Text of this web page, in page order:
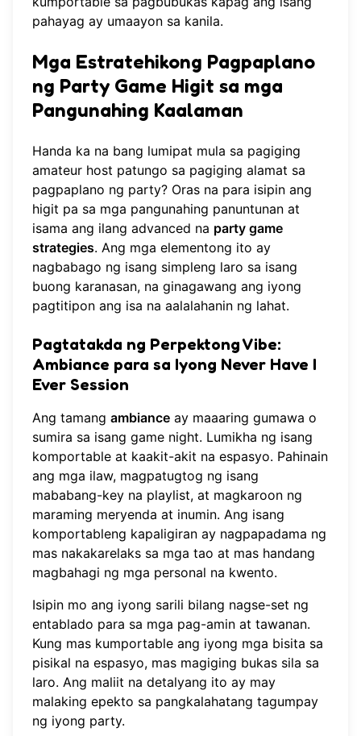
pahayag ay umaayon sa kanila.
Mga Estratehikong Pagpaplano
ng Party Game Higit sa mga
Pangunahing Kaalaman
Handa ka na bang lumipat mula sa pagiging
amateur host patungo sa pagiging alamat sa
pagpaplano ng party? Oras na para isipin ang
higit pa sa mga pangunahing panuntunan at
isama ang ilang advanced na party game
strategies. Ang mga elementong ito ay
nagbabago ng isang simpleng laro sa isang
buong karanasan, na ginagawang ang iyong
pagtitipon ang isa na aalalahanin ng lahat.
Pagtatakda ng Perpektong Vibe:
Ambiance para sa Iyong Never Have I
Ever Session
Ang tamang ambiance ay maaaring gumawa o
sumira sa isang game night. Lumikha ng isang
komportable at kaakit-akit na espasyo. Pahinain
ang mga ilaw, magpatugtog ng isang
mababang-key na playlist, at magkaroon ng
maraming meryenda at inumin. Ang isang
komportableng kapaligiran ay nagpapadama ng
mas nakakarelaks sa mga tao at mas handang
magbahagi ng mga personal na kwento.
Isipin mo ang iyong sarili bilang nagse-set ng
entablado para sa mga pag-amin at tawanan.
Kung mas kumportable ang iyong mga bisita sa
pisikal na espasyo, mas magiging bukas sila sa
laro. Ang maliit na detalyang ito ay may
malaking epekto sa pangkalahatang tagumpay
ng iyong party.